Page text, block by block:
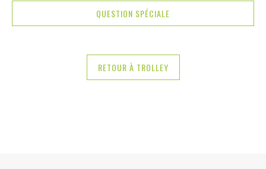
QUESTION SPÉCIALE
RETOUR À TROLLEY